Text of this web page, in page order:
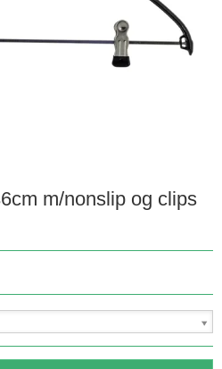
m/nonslip og clips